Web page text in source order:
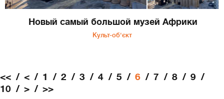
Новый самый большой музей Африки
Культ-об'єкт
<< < 1 2 3 4 5 6 7 8
9
10
> >>